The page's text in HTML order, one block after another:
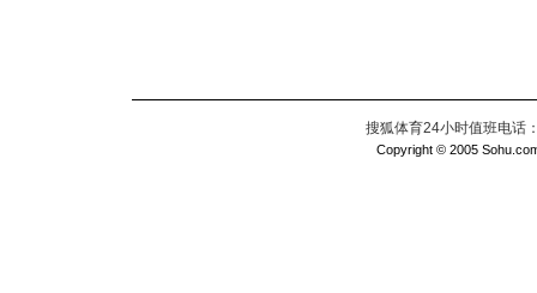
搜狐体育24小时值班电话
Copyright © 2005